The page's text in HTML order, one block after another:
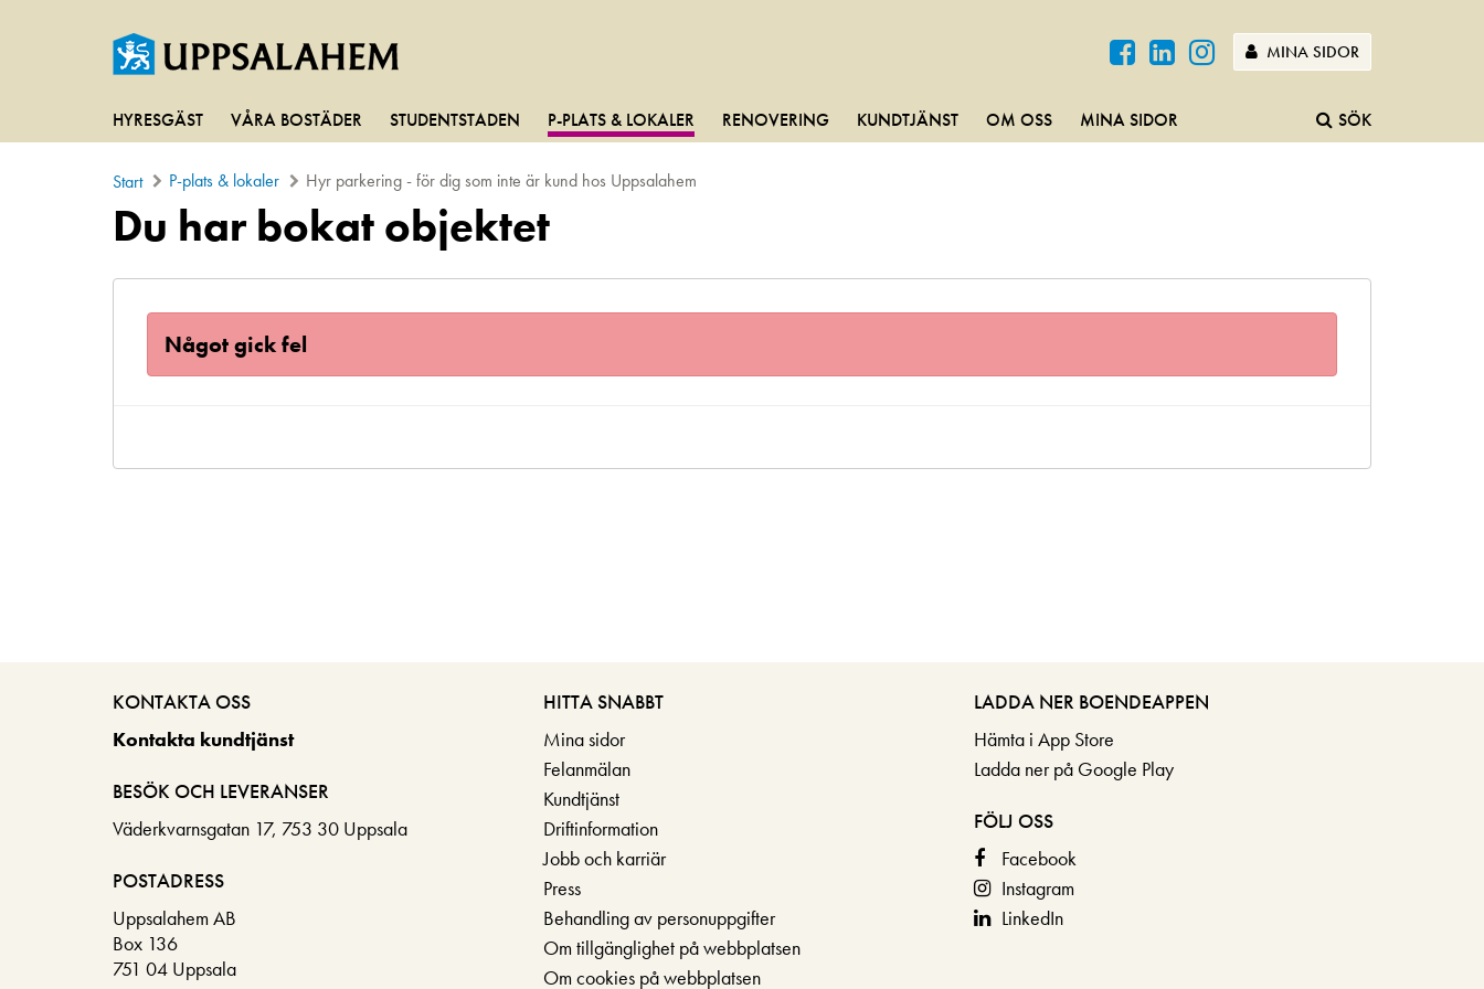
MINA SIDOR
HYRESGÄST VÅRA BOSTÄDER STUDENTSTADEN P-PLATS & LOKALER RENOVERING KUNDTJÄNST OM OSS MINA SIDOR SÖK
Start P-plats & lokaler Hyr parkering - för dig som inte är kund hos Uppsalahem
Du har bokat objektet
Något gick fel
KONTAKTA OSS
Kontakta kundtjänst
BESÖK OCH LEVERANSER
Väderkvarnsgatan 17, 753 30 Uppsala
POSTADRESS
Uppsalahem AB
Box 136
751 04 Uppsala
HITTA SNABBT
Mina sidor
Felanmälan
Kundtjänst
Driftinformation
Jobb och karriär
Press
Behandling av personuppgifter
Om tillgänglighet på webbplatsen
Om cookies på webbplatsen
LADDA NER BOENDEAPPEN
Hämta i App Store
Ladda ner på Google Play
FÖLJ OSS
Facebook
Instagram
LinkedIn